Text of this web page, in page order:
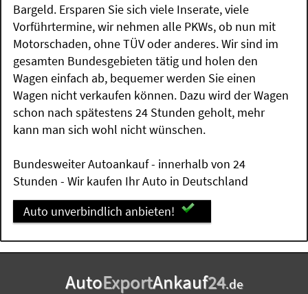
Bargeld. Ersparen Sie sich viele Inserate, viele
Vorführtermine, wir nehmen alle PKWs, ob nun mit
Motorschaden, ohne TÜV oder anderes. Wir sind im
gesamten Bundesgebieten tätig und holen den
Wagen einfach ab, bequemer werden Sie einen
Wagen nicht verkaufen können. Dazu wird der Wagen
schon nach spätestens 24 Stunden geholt, mehr
kann man sich wohl nicht wünschen.
Bundesweiter Autoankauf - innerhalb von 24
Stunden - Wir kaufen Ihr Auto in Deutschland
Auto unverbindlich anbieten!
AutoExportAnkauf24.de